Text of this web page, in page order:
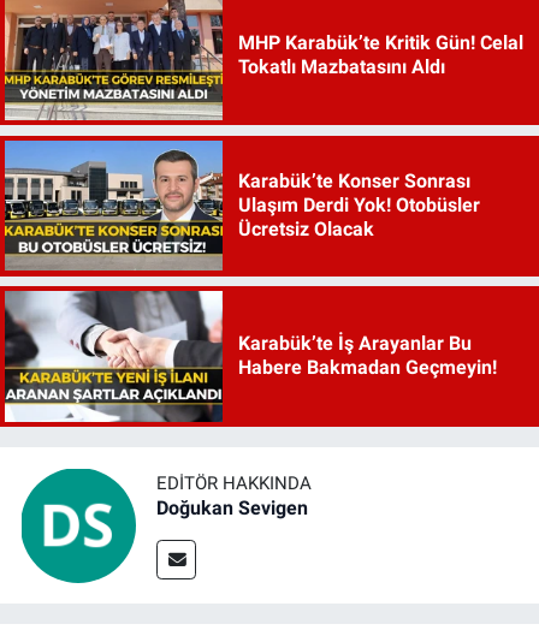
MHP Karabük’te Kritik Gün! Celal
Tokatlı Mazbatasını Aldı
Karabük’te Konser Sonrası
Ulaşım Derdi Yok! Otobüsler
Ücretsiz Olacak
Karabük’te İş Arayanlar Bu
Habere Bakmadan Geçmeyin!
EDITÖR HAKKINDA
Doğukan Sevigen